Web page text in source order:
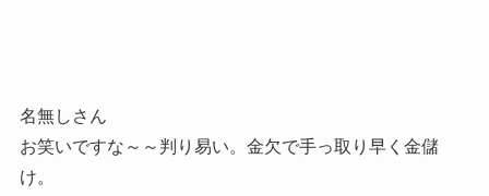
名無しさん
お笑いですな～～判り易い。金欠で手っ取り早く金儲
け。